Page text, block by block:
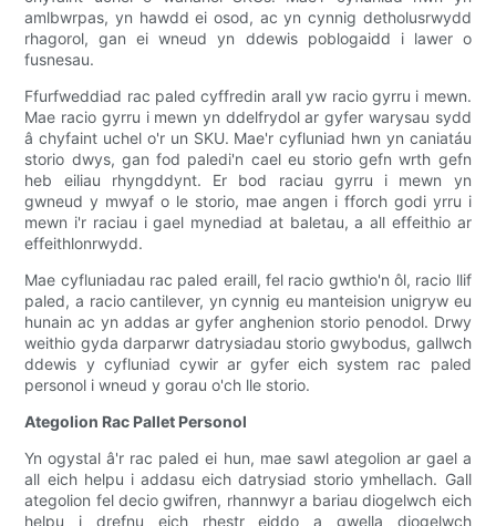
amlbwrpas, yn hawdd ei osod, ac yn cynnig detholusrwydd
rhagorol, gan ei wneud yn ddewis poblogaidd i lawer o
fusnesau.
Ffurfweddiad rac paled cyffredin arall yw racio gyrru i mewn.
Mae racio gyrru i mewn yn ddelfrydol ar gyfer warysau sydd
â chyfaint uchel o'r un SKU. Mae'r cyfluniad hwn yn caniatáu
storio dwys, gan fod paledi'n cael eu storio gefn wrth gefn
heb eiliau rhyngddynt. Er bod raciau gyrru i mewn yn
gwneud y mwyaf o le storio, mae angen i fforch godi yrru i
mewn i'r raciau i gael mynediad at baletau, a all effeithio ar
effeithlonrwydd.
Mae cyfluniadau rac paled eraill, fel racio gwthio'n ôl, racio llif
paled, a racio cantilever, yn cynnig eu manteision unigryw eu
hunain ac yn addas ar gyfer anghenion storio penodol. Drwy
weithio gyda darparwr datrysiadau storio gwybodus, gallwch
ddewis y cyfluniad cywir ar gyfer eich system rac paled
personol i wneud y gorau o'ch lle storio.
Ategolion Rac Pallet Personol
Yn ogystal â'r rac paled ei hun, mae sawl ategolion ar gael a
all eich helpu i addasu eich datrysiad storio ymhellach. Gall
ategolion fel decio gwifren, rhannwyr a bariau diogelwch eich
helpu i drefnu eich rhestr eiddo a gwella diogelwch